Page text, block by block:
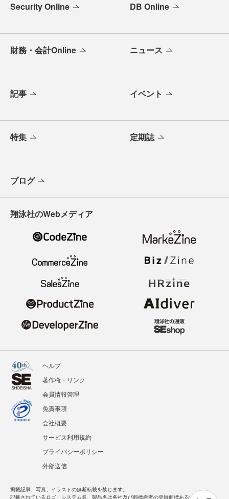
Security Online DB Online
財務・会計Online ニュース
記事 イベント
特集 定期誌
ブログ
翔泳社のWebメディア
ヘルプ
著作権・リンク
会員情報管理
免責事項
会社概要
サービス利用規約
プライバシーポリシー
外部送信
掲載記事、写真、イラストの無断転載を禁じます。
記載されているロゴ、システム名、製品名は各社及び商標権者の登録商標あるいは商標で